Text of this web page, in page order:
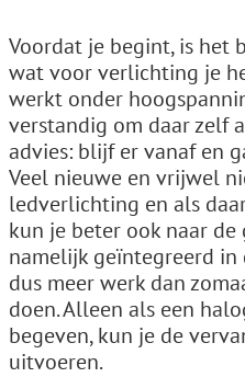
Voordat je begint, is het
wat voor verlichting je
werkt onder
verstandig om daar zelf
advies: blijf er vanaf en
Veel nieuwe en vrijwel
ledverlichting en als
kun je beter ook naar de
namelijk geïntegreerd
dus meer werk dan
doen. Alleen als een
begeven, kun je de
uitvoeren.